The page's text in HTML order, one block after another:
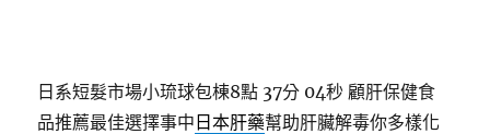
日系短髮市場小琉球包棟8點 37分 04秒 顧肝保健食
品推薦最佳選擇事中 日本肝藥幫助肝臟解毒你多樣化